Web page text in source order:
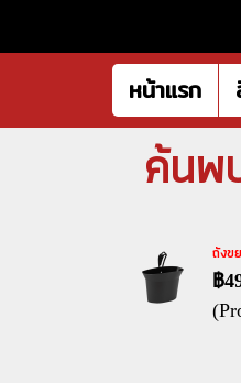
หน้าแรก
ค้นพ
ถังข
฿